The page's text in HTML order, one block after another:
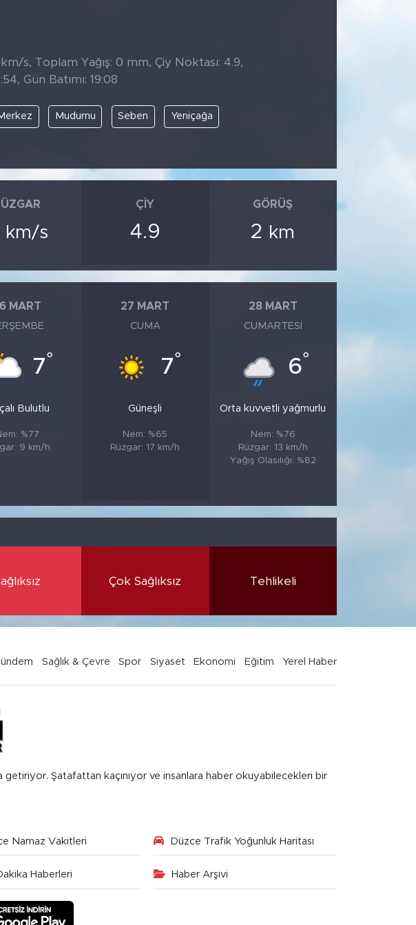
s, Toplam Yağış: 0 mm, Çiy Noktası: 4.9,
Gün Batımı: 19:08
Mudurnu Seben Yeniçağa
km/s
ÇIY
4.9
GÖRÜŞ
2 km
MART
7°
Bulutlu
%77
9 km/h
27 MART
CUMA
7°
Güneşli
Nem: %65
Rüzgar: 17 km/h
28 MART
CUMARTESI
6°
Orta kuvvetli yağmurlu
Nem: %76
Rüzgar: 13 km/h
Yağış Olasılığı: %82
Çok Sağlıksız Tehlikeli
Sağlık & Çevre Spor Siyaset Ekonomi Eğitim Yerel Haber
Şatafattan kaçınıyor ve insanlara haber okuyabilecekleri bir
Namaz Vakitleri Düzce Trafik Yoğunluk Haritası
Haberleri Haber Arşivi